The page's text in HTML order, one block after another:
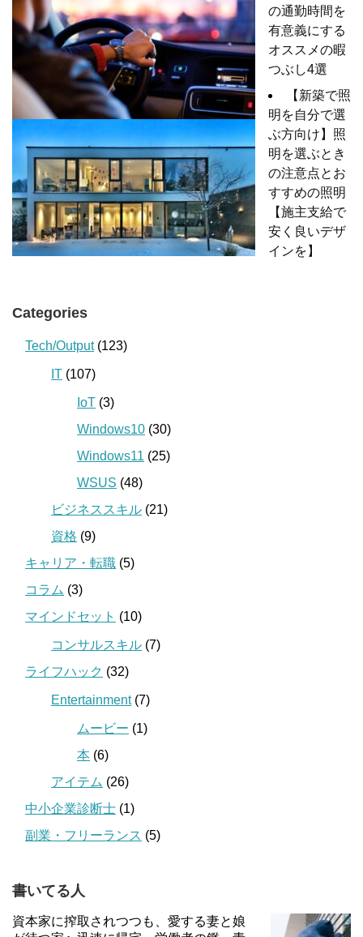
の通勤時間を
有意義にする
オススメの暇
つぶし4選
【新築で照
明を自分で選
ぶ方向け】照
明を選ぶとき
の注意点とお
すすめの照明
【施主支給で
安く良いデザ
インを】
Categories
Tech/Output(123)
IT (107)
IoT (3)
Windows10 (30)
Windows11 (25)
WSUS (48)
ビジネススキル (21)
資格 (9)
キャリア・転職 (5)
コラム (3)
マインドセット (10)
コンサルスキル (7)
ライフハック (32)
Entertainment(7)
ムービー (1)
本 (6)
アイテム (26)
中小企業診断士 (1)
副業・フリーランス (5)
書いてる人
資本家に搾取されつつも、愛する妻と娘